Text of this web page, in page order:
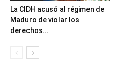
La CIDH acusó al régimen de
Maduro de violar los
derechos...